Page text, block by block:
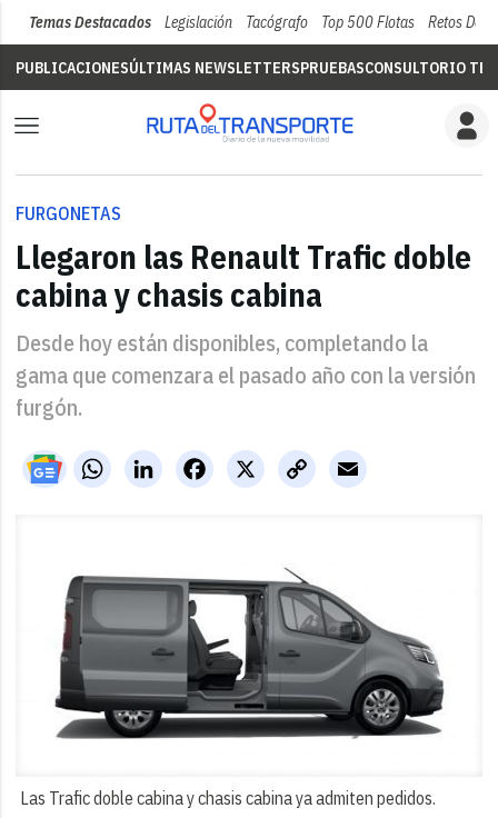
Temas Destacados Legislación Tacógrafo Top 500 Flotas Retos Del
PUBLICACIONESÚLTIMAS NEWSLETTERSPRUEBASCONSULTORIO
FURGONETAS
Llegaron las Renault Trafic doble
cabina y chasis cabina
Desde hoy están disponibles, completando la
gama que comenzara el pasado año con la versión
furgón.
WhatsAppLinkedIn X
Facebook
Copy
Link
Email
Las Trafic doble cabina y chasis cabina ya admiten pedidos.